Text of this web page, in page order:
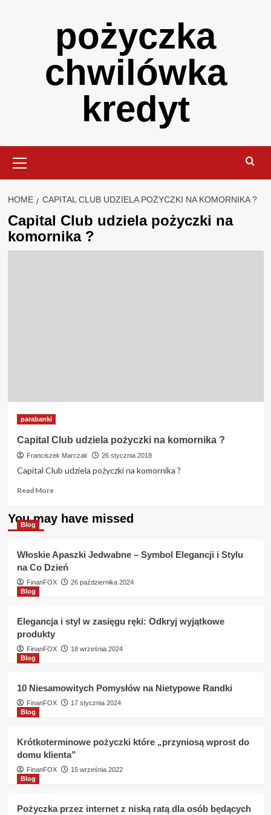
pożyczka
chwilówka
kredyt
Menu
HOME CAPITAL CLUB UDZIELA POŻYCZKI NA KOMORNIKA ?
Capital Club udziela pożyczki na
komornika ?
parabanki
Capital Club udziela pożyczki na komornika ?
Franciszek Marczak 26 stycznia 2018
Capital Club udziela pożyczki na komornika ?
Read MoreRead
about
Capital
pożyczki
na
komornika
You may have missed
Blog
Włoskie Apaszki Jedwabne – Symbol Elegancji i Stylu
na Co Dzień
FinanFOX
26 października 2024
Blog
Elegancja i styl w zasięgu ręki: Odkryj wyjątkowe
produkty
FinanFOX
18 września 2024
Blog
10 Niesamowitych Pomysłów na Nietypowe Randki
FinanFOX
17 stycznia 2024
Blog
Krótkoterminowe pożyczki które „przyniosą wprost do
domu klienta”
FinanFOX
15 września 2022
Blog
Pożyczka przez internet z niską ratą dla osób będących